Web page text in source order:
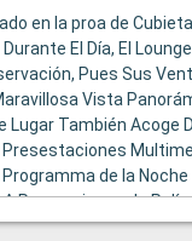
en la proa de
El Día, El
Pues Sus
Vista
Lugar También Acoge
Presestaciones
de la Noche
Proyecciones de
Bailes Temficos, ... The